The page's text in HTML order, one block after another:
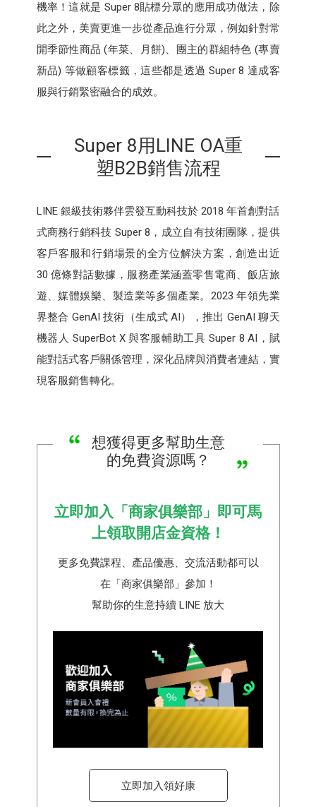
機率！這就是 Super 8貼標分眾的應用成功做法，除
此之外，美賣更進一步從產品進行分眾，例如針對常
開季節性商品 (年菜、月餅)、團主的群組特色 (專賣
新品) 等做顧客標籤，這些都是透過 Super 8 達成客
服與行銷緊密融合的成效。
Super 8用LINE OA重
塑B2B銷售流程
LINE 銀級技術夥伴雲發互動科技於 2018 年首創對話
式商務行銷科技 Super 8，成立自有技術團隊，提供
客戶客服和行銷場景的全方位解決方案，創造出近
30 億條對話數據，服務產業涵蓋零售電商、飯店旅
遊、媒體娛樂、製造業等多個產業。2023 年領先業
界整合 GenAI 技術（生成式 AI），推出 GenAI 聊天
機器人 SuperBot X 與客服輔助工具 Super 8 AI，賦
能對話式客戶關係管理，深化品牌與消費者連結，實
現客服銷售轉化。
想獲得更多幫助生意
的免費資源嗎？
立即加入「商家俱樂部」即可馬
上領取開店金資格！
更多免費課程、產品優惠、交流活動都可以
在「商家俱樂部」參加！
幫助你的生意持續 LINE 放大
立即加入領好康